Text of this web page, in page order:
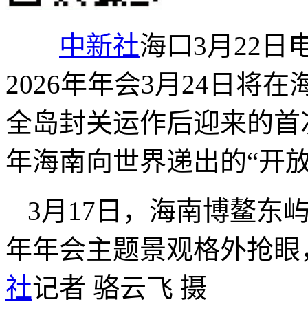
中新社海口3月22日
2026年年会3月24日将在
全岛封关运作后迎来的
年海南向世界递出的“开
3月17日，海南博鳌东
年年会主题景观格外抢
社记者 骆云飞 摄